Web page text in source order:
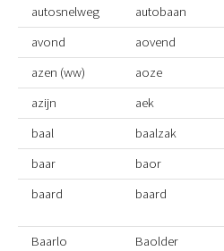
autosnelweg
autobaan
avond
aovend
azen (ww)
aoze
azijn
aek
baal
baalzak
baar
baor
baard
baard
Baarlo
Baolder